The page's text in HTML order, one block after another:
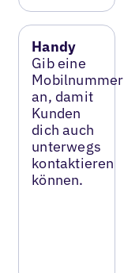
Handy
Gib eine
Mobilnummer
an, damit
Kunden
dich auch
unterwegs
kontaktieren
können.